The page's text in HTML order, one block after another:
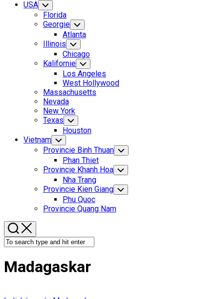
USA Toggle
Child
Menu
Florida
Georgie Toggle
Child
Menu
Atlanta
Illinois Toggle
Child
Menu
Chicago
Kalifornie Toggle
Child
Menu
Los Angeles
West Hollywood
Massachusetts
Nevada
New York
Texas Toggle
Child
Menu
Houston
Vietnam Toggle
Child
Menu
Provincie Binh Thuan Toggle
Child
Menu
Phan Thiet
Provincie Khanh Hoa Toggle
Child
Menu
Nha Trang
Provincie Kien Giang Toggle
Child
Phu Quoc
Provincie Quang Nam
Madagaskar